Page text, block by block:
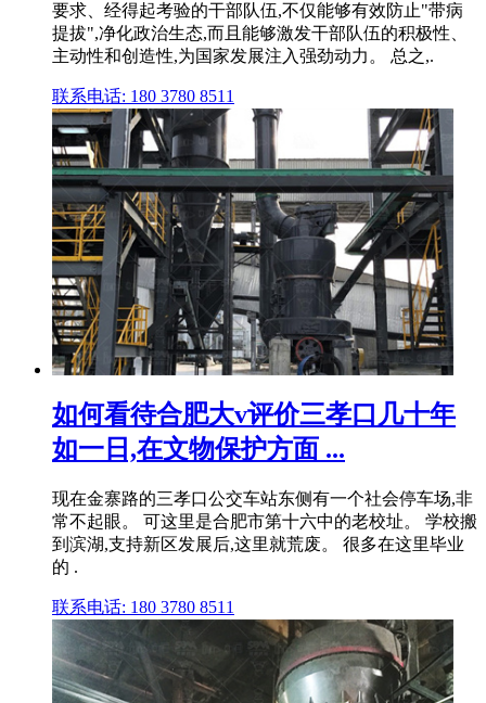
要求、经得起考验的干部队伍,不仅能够有效防止"带病
提拔",净化政治生态,而且能够激发干部队伍的积极性、
主动性和创造性,为国家发展注入强劲动力。 总之,.
联系电话: 180 3780 8511
如何看待合肥大v评价三孝口几十年
如一日,在文物保护方面 ...
现在金寨路的三孝口公交车站东侧有一个社会停车场,非
常不起眼。 可这里是合肥市第十六中的老校址。 学校搬
到滨湖,支持新区发展后,这里就荒废。 很多在这里毕业
的 .
联系电话: 180 3780 8511